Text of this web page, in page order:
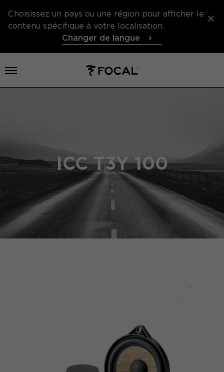
Choisissez un pays ou une région pour afficher le
contenu spécifique à votre localisation.
Changer de langue
Ouvrir le menu
ICC T3Y 100